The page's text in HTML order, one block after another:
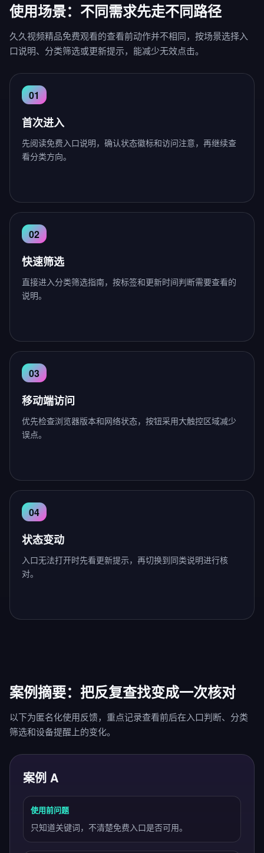
使用场景：不同需求先走不同路径
久久视频精品免费观看的查看前动作并不相同，按场景选择入
口说明、分类筛选或更新提示，能减少无效点击。
首次进入
先阅读免费入口说明，确认状态徽标和访问注意，再继续查
看分类方向。
快速筛选
直接进入分类筛选指南，按标签和更新时间判断需要查看的
说明。
移动端访问
优先检查浏览器版本和网络状态，按钮采用大触控区域减少
误点。
状态变动
入口无法打开时先看更新提示，再切换到同类说明进行核
对。
案例摘要：把反复查找变成一次核对
以下为匿名化使用反馈，重点记录查看前后在入口判断、分类
筛选和设备提醒上的变化。
案例 A
使用前问题
只知道关键词，不清楚免费入口是否可用。